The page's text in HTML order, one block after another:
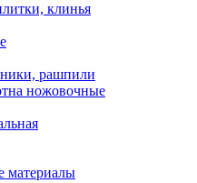
клинья
рашпили
ножовочные
материалы